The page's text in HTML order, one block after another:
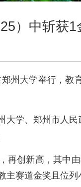
）中斩获1
州大学举行，教
学、郑州市人
再创新高，其中
赛道金奖且位列